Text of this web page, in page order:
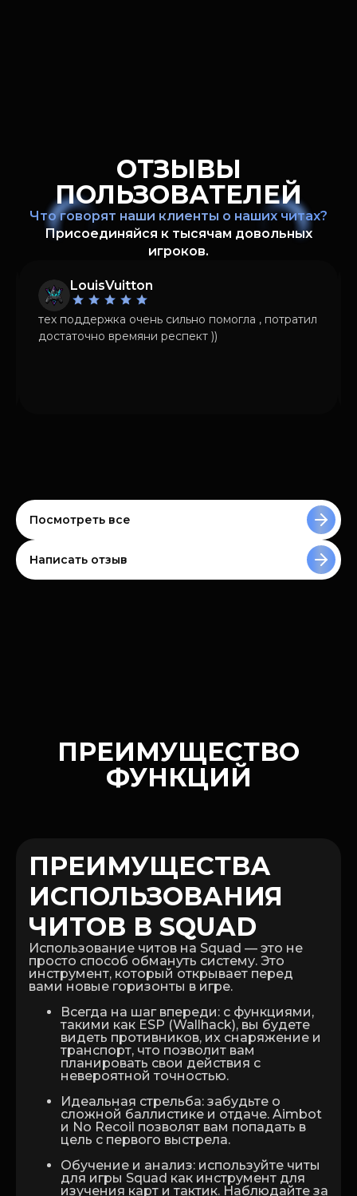
ОТЗЫВЫ
ПОЛЬЗОВАТЕЛЕЙ
Что говорят наши клиенты о наших читах?
Присоединяйся к тысячам довольных
игроков.
LouisVuitton
тех поддержка очень сильно помогла , потратил
достаточно времяни респект ))
Посмотреть все
Написать отзыв
ПРЕИМУЩЕСТВО
ФУНКЦИЙ
ПРЕИМУЩЕСТВА
ИСПОЛЬЗОВАНИЯ
ЧИТОВ В SQUAD
Использование читов на Squad — это не
просто способ обмануть систему. Это
инструмент, который открывает перед
вами новые горизонты в игре.
Всегда на шаг впереди: с функциями,
такими как ESP (Wallhack), вы будете
видеть противников, их снаряжение и
транспорт, что позволит вам
планировать свои действия с
невероятной точностью.
Идеальная стрельба: забудьте о
сложной баллистике и отдаче. Aimbot
и No Recoil позволят вам попадать в
цель с первого выстрела.
Обучение и анализ: используйте читы
для игры Squad как инструмент для
изучения карт и тактик. Наблюдайте за